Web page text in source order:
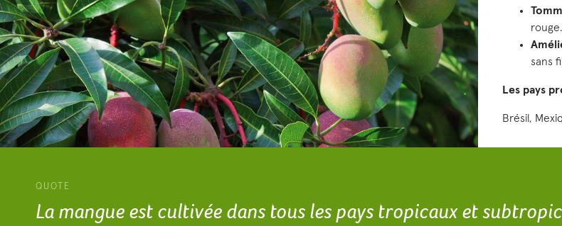
rouge.
sans
Les pays
Brésil,
QUOTE
La mangue est cultivée dans tous les pays tropicaux et